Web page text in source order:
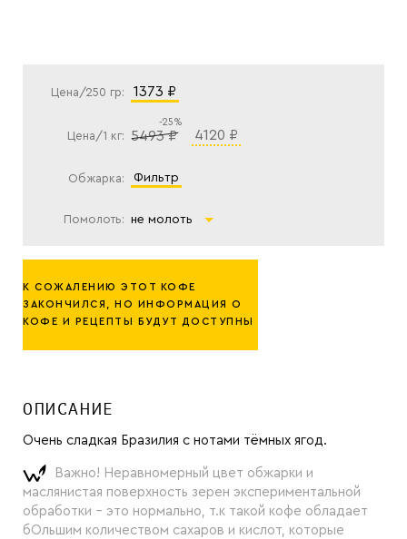
ОПИСАНИЕ
Очень сладкая Бразилия с нотами тёмных ягод.
Важно! Неравномерный цвет обжарки и
маслянистая поверхность зерен экспериментальной
обработки - это нормально, т.к такой кофе обладает
бОльшим количеством сахаров и кислот, которые
Цена/250 гр: 1373 ₽
Цена/1 кг: 5493 ₽
-25%
4120 ₽
Обжарка: фильтр
Помолоть: не молоть
К СОЖАЛЕНИЮ ЭТОТ КОФЕ
ЗАКОНЧИЛСЯ, НО ИНФОРМАЦИЯ О
КОФЕ И РЕЦЕПТЫ БУДУТ ДОСТУПНЫ